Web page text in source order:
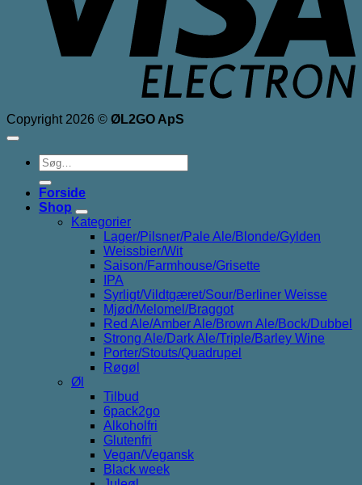
Copyright 2026 © ØL2GO ApS
Søg
efter:
Forside
Shop
Kategorier
Lager/Pilsner/Pale Ale/Blonde/Gylden
Weissbier/Wit
Saison/Farmhouse/Grisette
IPA
Syrligt/Vildtgæret/Sour/Berliner Weisse
Mjød/Melomel/Braggot
Red Ale/Amber Ale/Brown Ale/Bock/Dubbel
Strong Ale/Dark Ale/Triple/Barley Wine
Porter/Stouts/Quadrupel
Røgøl
Øl
Tilbud
6pack2go
Alkoholfri
Glutenfri
Vegan/Vegansk
Black week